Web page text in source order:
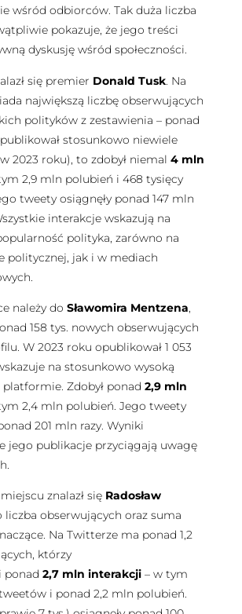
wśród odbiorców. Tak duża liczba
pokazuje, że jego treści
dyskusję wśród społeczności.
się premier Donald Tusk. Na
największą liczbę obserwujących
polityków z zestawienia – ponad
stosunkowo niewiele
2023 roku), to zdobył niemal 4 mln
2,9 mln polubień i 468 tysięcy
tweety osiągnęły ponad 147 mln
interakcje wskazują na
polityka, zarówno na
politycznej, jak i w mediach
należy do Sławomira Mentzena,
158 tys. nowych obserwujących
W 2023 roku opublikował 1 053
na stosunkowo wysoką
Zdobył ponad 2,9 mln
2,4 mln polubień. Jego tweety
201 mln razy. Wyniki
jego publikacje przyciągają uwagę
znalazł się Radosław
liczba obserwujących oraz suma
Na Twitterze ma ponad 1,2
którzy
ponad 2,7 mln interakcji– w tym
i ponad 2,2 mln polubień.